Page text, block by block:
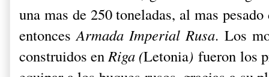
una mas de 250 toneladas, al mas
entoncesArmada Imperial Rusa. Los
construidos enRiga (Letonia)fueron los